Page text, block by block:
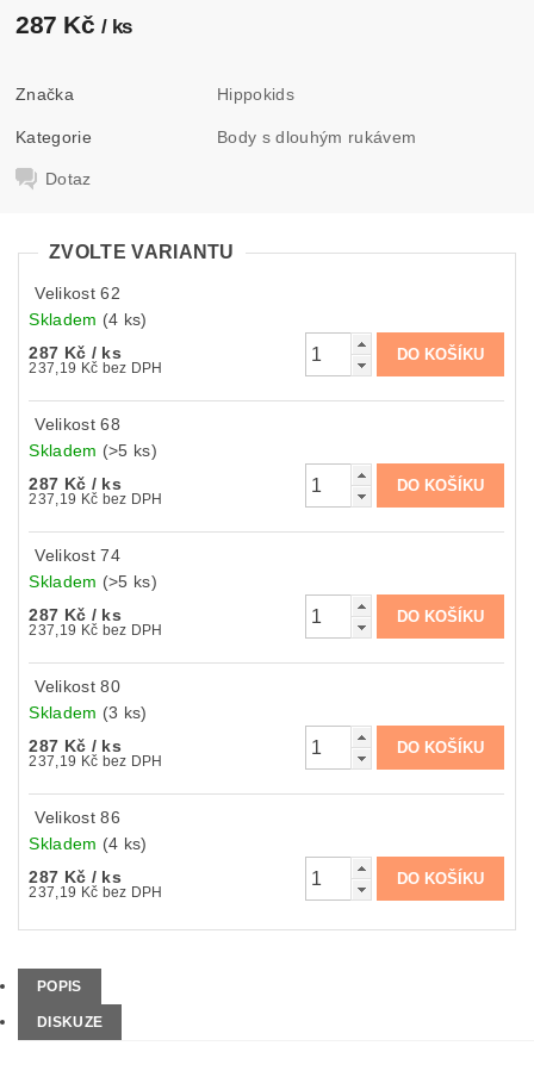
287 Kč / ks
Značka Hippokids
Kategorie Body s dlouhým rukávem
Dotaz
ZVOLTE VARIANTU
Velikost 62
Skladem (4 ks)
287 Kč / ks
237,19 Kč bez DPH
Velikost 68
Skladem (>5 ks)
287 Kč / ks
237,19 Kč bez DPH
Velikost 74
Skladem (>5 ks)
287 Kč / ks
237,19 Kč bez DPH
Velikost 80
Skladem (3 ks)
287 Kč / ks
237,19 Kč bez DPH
Velikost 86
Skladem (4 ks)
287 Kč / ks
237,19 Kč bez DPH
POPIS
DISKUZE